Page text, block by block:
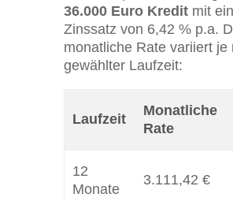
36.000 Euro Kreditmit
Zinssatz von 6,42 % p.a.
monatliche Rate variiert je
gewählter Laufzeit:
Laufzeit
Monatliche
Rate
12
Monate
3.111,42 €